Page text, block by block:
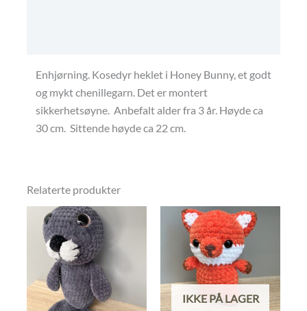
Enhjørning. Kosedyr heklet i Honey Bunny, et godt
og mykt chenillegarn. Det er montert
sikkerhetsøyne. Anbefalt alder fra 3 år. Høyde ca
30 cm. Sittende høyde ca 22 cm.
Relaterte produkter
IKKE PÅ LAGER